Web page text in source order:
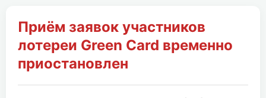
Приём заявок участников
лотереи Green Card временно
приостановлен